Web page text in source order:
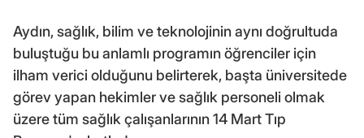
Aydın, sağlık, bilim ve teknolojinin aynı doğrultuda
buluştuğu bu anlamlı programın öğrenciler için
ilham verici olduğunu belirterek, başta üniversitede
görev yapan hekimler ve sağlık personeli olmak
üzere tüm sağlık çalışanlarının 14 Mart Tıp